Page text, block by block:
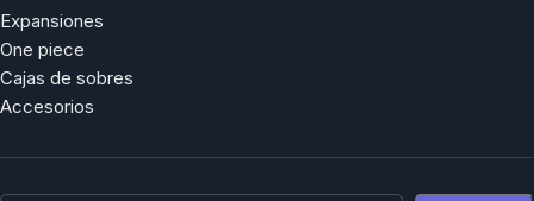
Expansiones
One piece
Cajas de sobres
Accesorios